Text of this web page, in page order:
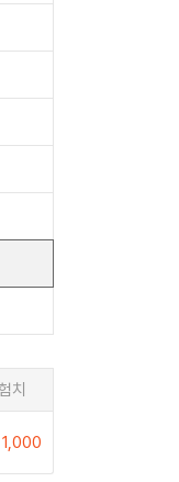
치
1,000